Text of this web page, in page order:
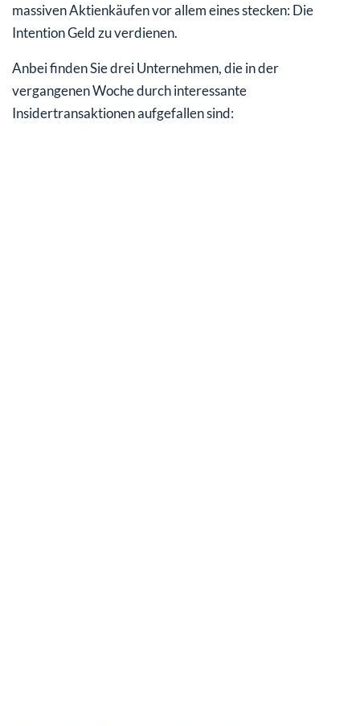
massiven Aktienkäufen vor allem eines stecken: Die
Intention Geld zu verdienen.
Anbei finden Sie drei Unternehmen, die in der
vergangenen Woche durch interessante
Insidertransaktionen aufgefallen sind: